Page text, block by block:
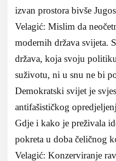
izvan prostora bivše
Velagić: Mislim da
modernih država svijeta.
država, koja svoju
suživotu, ni u snu ne bi
Demokratski svijet je
antifašističkog
Gdje i kako je preživala
pokreta u doba čeličnog
Velagić: Konzerviranje